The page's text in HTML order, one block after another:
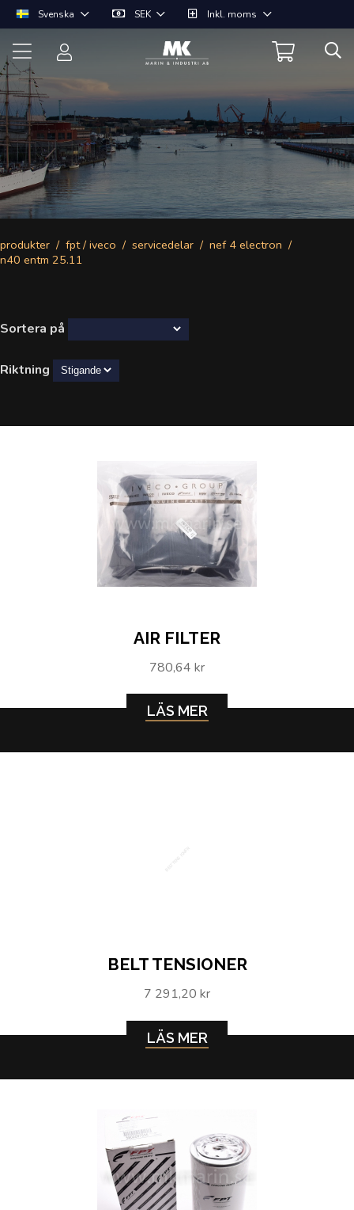
Svenska SEK Inkl. moms
produkter fpt / iveco servicedelar
nef 4 electron
n40 entm 25.11
Sortera på
Riktning
AIR FILTER
780,64 kr
LÄS MER
BELT TENSIONER
7 291,20 kr
LÄS MER